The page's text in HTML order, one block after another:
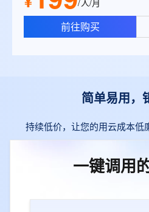
前往购买
简单易用，
持续低价，让您的用云成本低
一键调用